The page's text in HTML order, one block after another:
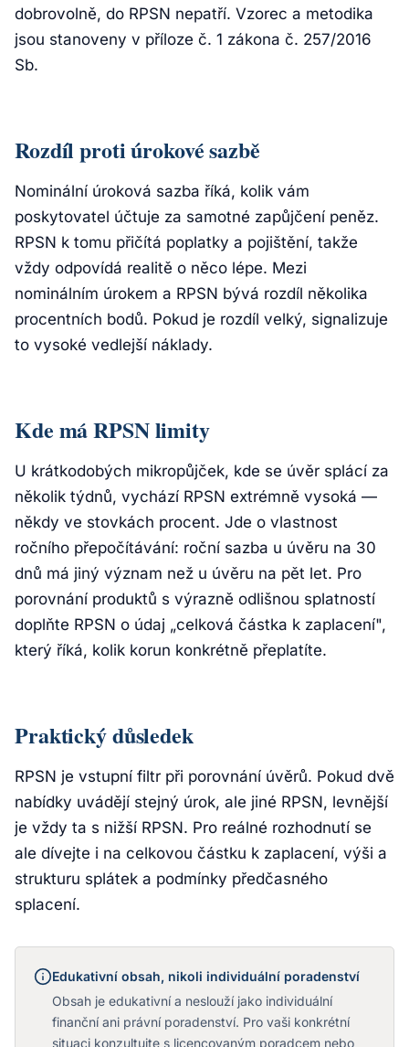
dobrovolně, do RPSN nepatří. Vzorec a metodika
jsou stanoveny v příloze č. 1 zákona č. 257/2016
Sb.
Rozdíl proti úrokové sazbě
Nominální úroková sazba říká, kolik vám
poskytovatel účtuje za samotné zapůjčení peněz.
RPSN k tomu přičítá poplatky a pojištění, takže
vždy odpovídá realitě o něco lépe. Mezi
nominálním úrokem a RPSN bývá rozdíl několika
procentních bodů. Pokud je rozdíl velký, signalizuje
to vysoké vedlejší náklady.
Kde má RPSN limity
U krátkodobých mikropůjček, kde se úvěr splácí za
několik týdnů, vychází RPSN extrémně vysoká —
někdy ve stovkách procent. Jde o vlastnost
ročního přepočítávání: roční sazba u úvěru na 30
dnů má jiný význam než u úvěru na pět let. Pro
porovnání produktů s výrazně odlišnou splatností
doplňte RPSN o údaj „celková částka k zaplacení",
který říká, kolik korun konkrétně přeplatíte.
Praktický důsledek
RPSN je vstupní filtr při porovnání úvěrů. Pokud dvě
nabídky uvádějí stejný úrok, ale jiné RPSN, levnější
je vždy ta s nižší RPSN. Pro reálné rozhodnutí se
ale dívejte i na celkovou částku k zaplacení, výši a
strukturu splátek a podmínky předčasného
splacení.
Edukativní obsah, nikoli individuální poradenství
Obsah je edukativní a neslouží jako individuální
finanční ani právní poradenství. Pro vaši konkrétní
situaci konzultujte s licencovaným poradcem nebo